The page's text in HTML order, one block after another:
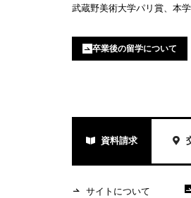
武蔵野美術大学パリ賞、本
卒業後の留学について
資料請求
サイトについて